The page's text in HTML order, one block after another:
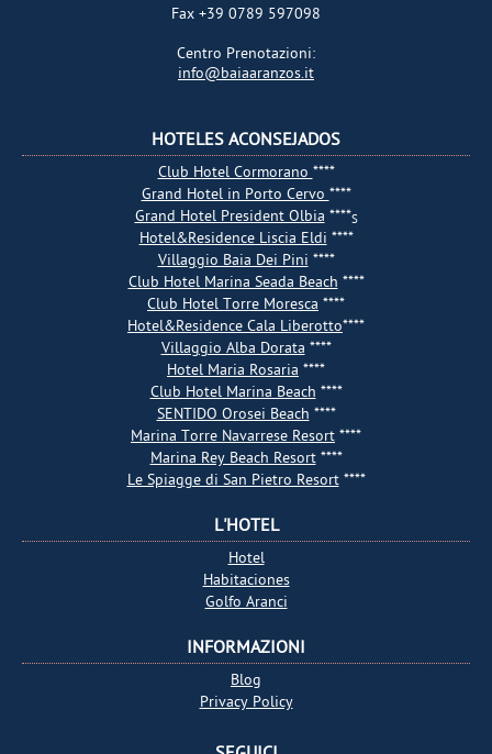
Fax +39 0789 597098
Centro Prenotazioni:
info@baiaaranzos.it
HOTELES ACONSEJADOS
Club Hotel Cormorano ****
Grand Hotel in Porto Cervo ****
Grand Hotel President Olbia ****S
Hotel&Residence Liscia Eldi ****
Villaggio Baia Dei Pini ****
Club Hotel Marina Seada Beach ****
Club Hotel Torre Moresca ****
Hotel&Residence Cala Liberotto****
Villaggio Alba Dorata ****
Hotel Maria Rosaria ****
Club Hotel Marina Beach ****
SENTIDO Orosei Beach ****
Marina Torre Navarrese Resort ****
Marina Rey Beach Resort****
Le Spiagge di San Pietro Resort****
L'HOTEL
Hotel
Habitaciones
Golfo Aranci
INFORMAZIONI
Blog
Privacy Policy